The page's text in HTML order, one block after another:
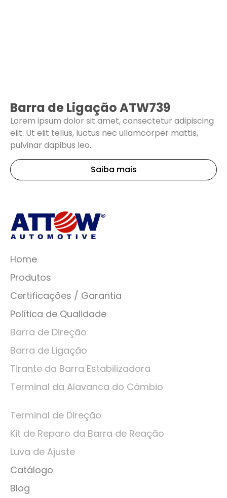
Barra de Ligação ATW739
Lorem ipsum dolor sit amet, consectetur adipiscing
elit. Ut elit tellus, luctus nec ullamcorper mattis,
pulvinar dapibus leo.
Saiba mais
Home
Produtos
Certificações / Garantia
Política de Qualidade
Barra de Direção
Barra de Ligação
Tirante da Barra Estabilizadora
Terminal da Alavanca do Câmbio
Terminal de Direção
Kit de Reparo da Barra de Reação
Luva de Ajuste
Catálogo
Blog